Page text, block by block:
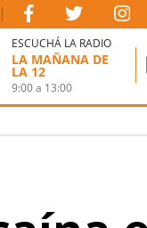
ESCUCHÁ LA RADIO
LA MAÑANA DE
LA 12
9:00a 13:00